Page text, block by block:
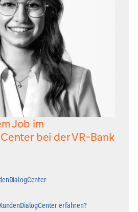
Job im
bei der VR-Bank
erfahren?